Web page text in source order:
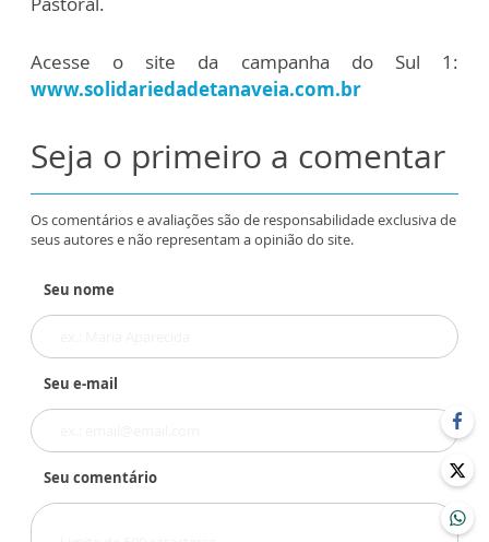
Acesse o site da campanha do Sul 1:
www.solidariedadetanaveia.com.br
Seja o primeiro a comentar
Os comentários e avaliações são de responsabilidade exclusiva de
seus autores e não representam a opinião do site.
Seu nome
Seu e-mail
Seu comentário